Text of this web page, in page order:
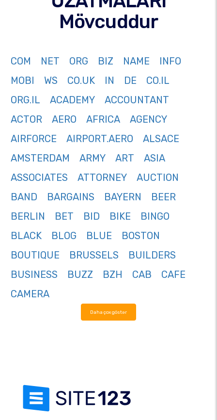
Mövcuddur
COM NET ORG BIZ NAME
INFO
MOBI
WS CO.UK IN DE
CO.IL
ORG.IL
ACADEMY
ACCOUNTANT
ACTOR
AERO AFRICA
AGENCY
AIRFORCE
AIRPORT.AERO
ALSACE
AMSTERDAM
ARMY ART
ASIA
ASSOCIATES
ATTORNEY
AUCTION
BAND
BARGAINS BAYERN
BEER
BERLIN
BET BID BIKE
BINGO
BLACK
BLOG BLUE
BOSTON
BOUTIQUE
BRUSSELS
BUILDERS
BUSINESS
BUZZ BZH CAB
CAFE
CAMERA
Daha çox göstər